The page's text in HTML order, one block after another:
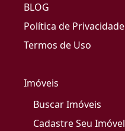
BLOG
Política de Privacidade
Termos de Uso
Imóveis
Buscar Imóveis
Cadastre Seu Imóvel